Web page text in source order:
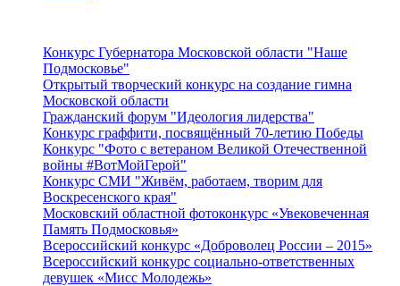
Конкурс Губернатора Московской области "Наше
Подмосковье"
Открытый творческий конкурс на создание гимна
Московской области
Гражданский форум "Идеология лидерства"
Конкурс граффити, посвящённый 70-летию Победы
Конкурс "Фото с ветераном Великой Отечественной
войны #ВотМойГерой"
Конкурс СМИ "Живём, работаем, творим для
Воскресенского края"
Московский областной фотоконкурс «Увековеченная
Память Подмосковья»
Всероссийский конкурс «Доброволец России – 2015»
Всероссийский конкурс социально-ответственных
девушек «Мисс Молодежь»